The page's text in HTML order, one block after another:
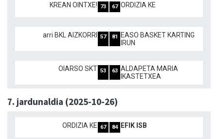
KREAN OINTXE! 73 67 ORDIZIA KE
arri BKL AIZKORRI 57 81
EASO BASKET KARTING
IRUN
OIARSO SKT 53 63 ALDAPETA MARIA
IKASTETXEA
7. jardunaldia (2025-10-26)
ORDIZIA KE 67 84 EFIK ISB